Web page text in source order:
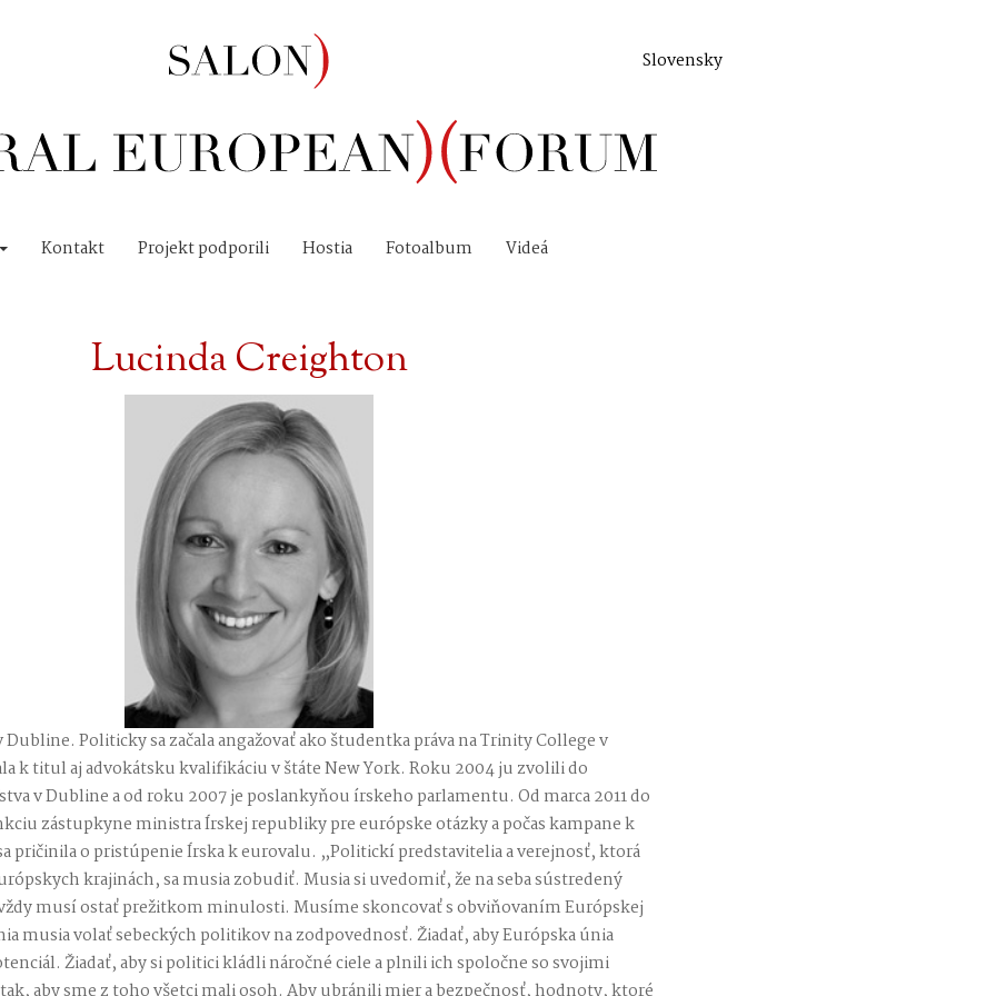
Slovensky
Kontakt Projekt podporili Hostia Fotoalbum Videá
Lucinda Creighton
Politicky sa začala angažovať ako študentka práva na Trinity College v
k titul aj advokátsku kvalifikáciu v štáte New York. Roku 2004 ju zvolili do
v Dubline a od roku 2007 je poslankyňou írskeho parlamentu. Od marca 2011 do
zástupkyne ministra Írskej republiky pre európske otázky a počas kampane k
pričinila o pristúpenie Írska k eurovalu. „Politickí predstavitelia a verejnosť, ktorá
krajinách, sa musia zobudiť. Musia si uvedomiť, že na seba sústredený
musí ostať prežitkom minulosti. Musíme skoncovať s obviňovaním Európskej
musia volať sebeckých politikov na zodpovednosť. Žiadať, aby Európska únia
Žiadať, aby si politici kládli náročné ciele a plnili ich spoločne so svojimi